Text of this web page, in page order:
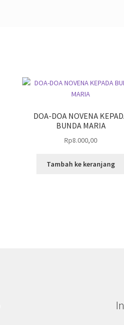
DOA-DOA NOVENA
BUNDA MARIA
Rp8.000,00
Tambah ke keranjang